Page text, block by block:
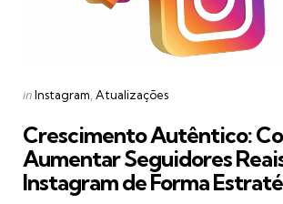
Categories
Posted
inInstagram Atualizações
Crescimento Autêntico:
Aumentar Seguidores
Instagram de Forma